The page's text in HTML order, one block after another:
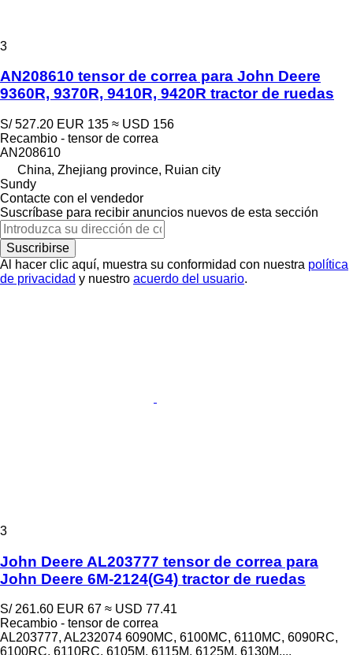
3
AN208610 tensor de correa para John Deere
9360R, 9370R, 9410R, 9420R tractor de ruedas
S/ 527.20 EUR 135 ≈ USD 156
Recambio - tensor de correa
AN208610
China, Zhejiang province, Ruian city
Sundy
Contacte con el vendedor
Suscríbase para recibir anuncios nuevos de esta sección
Suscribirse
Al hacer clic aquí, muestra su conformidad con nuestra política
de privacidad y nuestro acuerdo del usuario.
3
John Deere AL203777 tensor de correa para
John Deere 6M-2124(G4) tractor de ruedas
S/ 261.60 EUR 67 ≈ USD 77.41
Recambio - tensor de correa
AL203777, AL232074 6090MC, 6100MC, 6110MC, 6090RC,
6100RC, 6110RC, 6105M, 6115M, 6125M, 6130M,...